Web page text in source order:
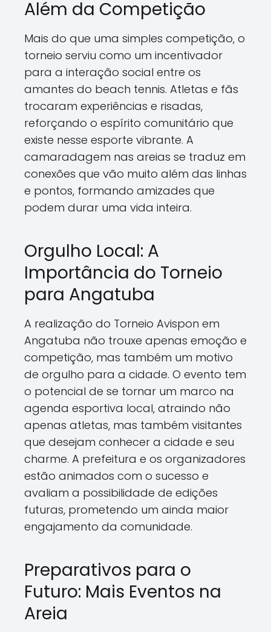
Além da Competição
Mais do que uma simples competição, o
torneio serviu como um incentivador
para a interação social entre os
amantes do beach tennis. Atletas e fãs
trocaram experiências e risadas,
reforçando o espírito comunitário que
existe nesse esporte vibrante. A
camaradagem nas areias se traduz em
conexões que vão muito além das linhas
e pontos, formando amizades que
podem durar uma vida inteira.
Orgulho Local: A
Importância do Torneio
para Angatuba
A realização do Torneio Avispon em
Angatuba não trouxe apenas emoção e
competição, mas também um motivo
de orgulho para a cidade. O evento tem
o potencial de se tornar um marco na
agenda esportiva local, atraindo não
apenas atletas, mas também visitantes
que desejam conhecer a cidade e seu
charme. A prefeitura e os organizadores
estão animados com o sucesso e
avaliam a possibilidade de edições
futuras, prometendo um ainda maior
engajamento da comunidade.
Preparativos para o
Futuro: Mais Eventos na
Areia